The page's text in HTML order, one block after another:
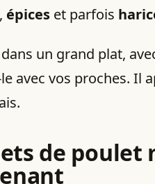
, épices et parfois
dans un grand plat,
avec vos proches.
de poulet